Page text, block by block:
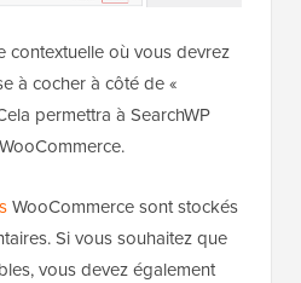
contextuelle où vous devrez
à cocher à côté de «
permettra à SearchWP
WooCommerce sont stockés
Si vous souhaitez que
vous devez également